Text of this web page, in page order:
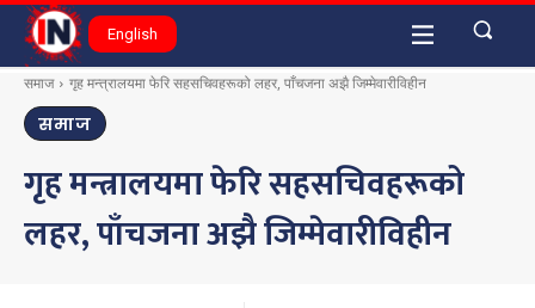
English
समाज गृह मन्त्रालयमा फेरि सहसचिवहरूको लहर, पाँचजना अझै जिम्मेवारीविहीन
समाज
गृह मन्त्रालयमा फेरि सहसचिवहरूको
लहर, पाँचजना अझै जिम्मेवारीविहीन